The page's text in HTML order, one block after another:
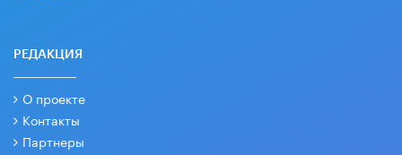
РЕДАКЦИЯ
О проекте
Контакты
Партнеры